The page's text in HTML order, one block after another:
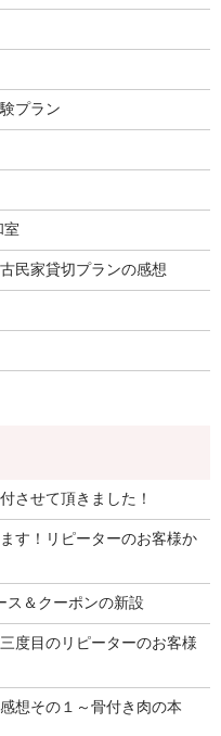
プラン
室
民家貸切プランの感想
させて頂きました！
す！リピーターのお客様か
ス＆クーポンの新設
度目のリピーターのお客様
想その１～骨付き肉の本